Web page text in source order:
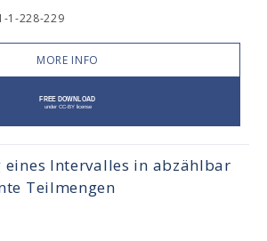
1-228-229
MORE INFO
eines Intervalles in abzählbar
Teilmengen